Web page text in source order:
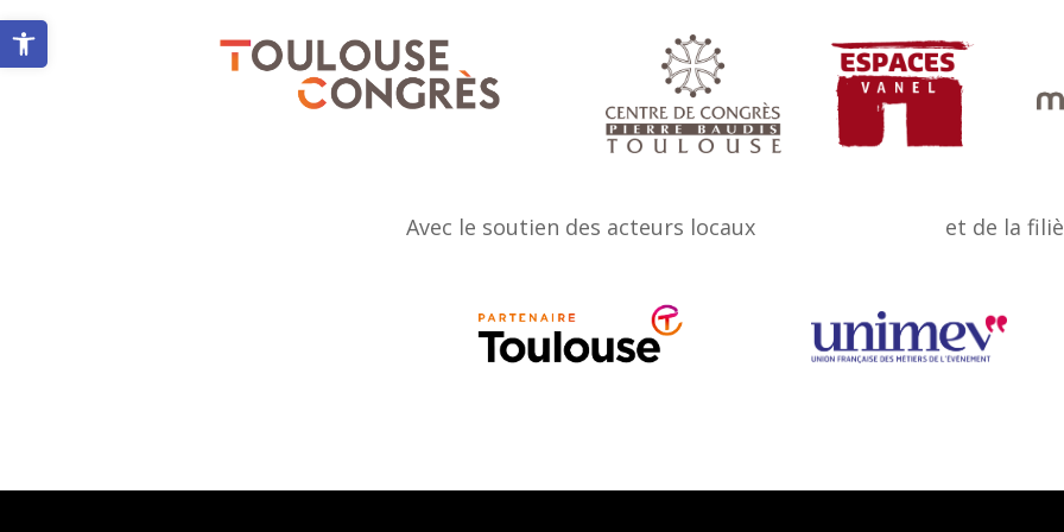
Ouvrir la barre d’outils
Avec le soutien des acteurs locaux et de la